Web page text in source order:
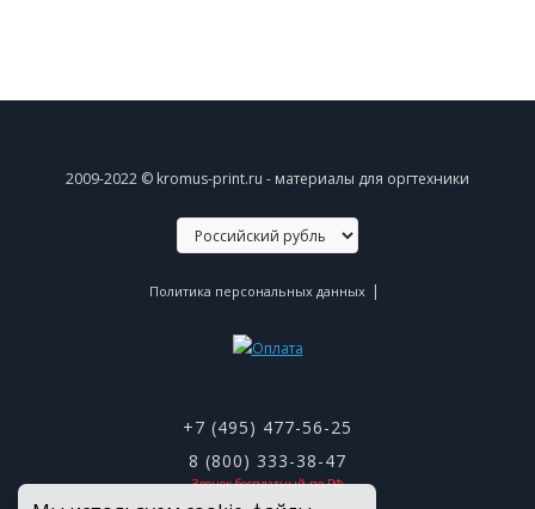
2009-2022 © kromus-print.ru - материалы для оргтехники
Политика персональных данных |
+7 (495) 477-56-25
8 (800) 333-38-47
Звонок бесплатный по РФ